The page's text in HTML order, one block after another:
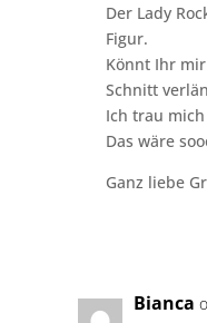
Der Lady
Figur.
Könnt Ihr
Schnitt
Ich trau
Das wäre
Ganz liebe
Bianca